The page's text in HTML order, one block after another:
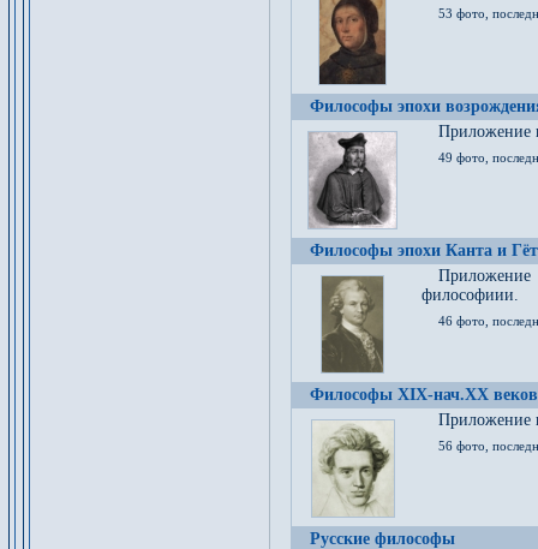
53 фото,
Философы эпохи
Приложение
49 фото,
Философы эпохи Канта и
философиии.
46 фото,
Философы XIX-нач.XX веков
Приложение
56 фото,
Русские философы